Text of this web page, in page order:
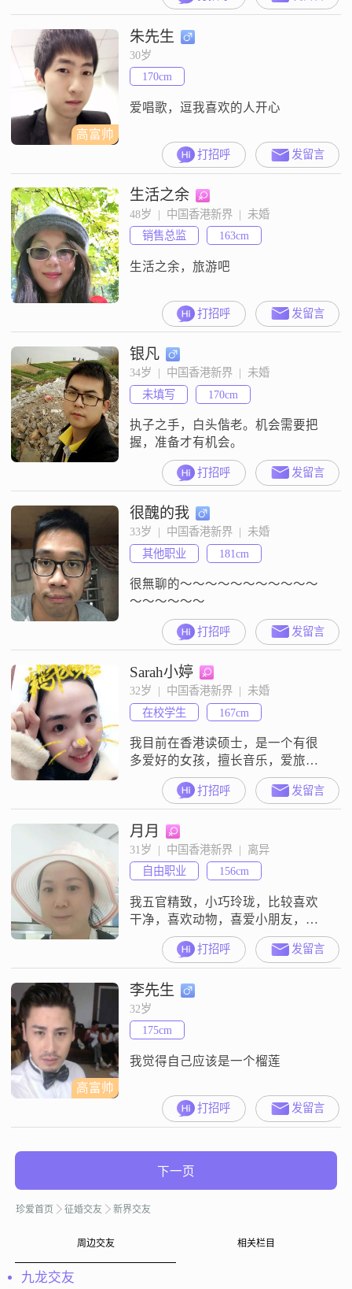
高富帅
朱先生
30岁
170cm
爱唱歌，逗我喜欢的人开心
打招呼 发留言
生活之余
48岁  |  中国香港新界  |  未婚
销售总监
163cm
生活之余，旅游吧
打招呼 发留言
银凡
34岁  |  中国香港新界  |  未婚
未填写
170cm
执子之手，白头偕老。机会需要把
握，准备才有机会。
打招呼 发留言
很醜的我
33岁  |  中国香港新界  |  未婚
其他职业
181cm
很無聊的～～～～～～～～～～～
～～～～～～
打招呼 发留言
Sarah小婷
32岁  |  中国香港新界  |  未婚
在校学生
167cm
我目前在香港读硕士，是一个有很
多爱好的女孩，擅长音乐，爱旅游
爱烹饪，希望能遇到一个能和我有
共同爱好和话题的人。不喜勿扰
噢！
打招呼 发留言
月月
31岁  |  中国香港新界  |  离异
自由职业
156cm
我五官精致，小巧玲珑，比较喜欢
干净，喜欢动物，喜爱小朋友，孝
顺老人。有过不长的婚姻，一直一
个人在外面漂浮，没有子女。希望
找到一个能真心实意过日子的人共
组成家庭 注明:我年龄是41岁，出生
1975年。登记错了好难改。照片是
2016年9月照的
打招呼 发留言
高富帅
李先生
32岁
175cm
我觉得自己应该是一个榴莲
打招呼 发留言
下一页
珍爱首页 征婚交友 新界交友
周边交友 相关栏目
九龙交友